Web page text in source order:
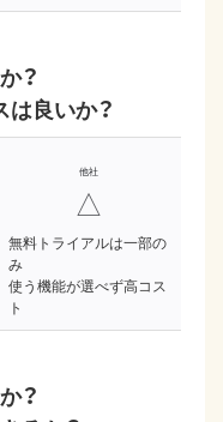
？
良いか？
△
無料トライアルは一部の
み
使う機能が選べず高コス
ト
？